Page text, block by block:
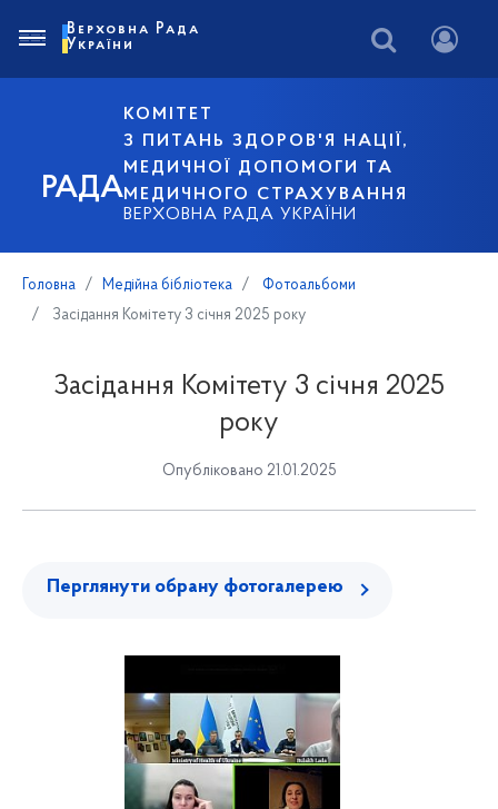
РАДА
КОМІТЕТ
З ПИТАНЬ ЗДОРОВ'Я НАЦІЇ,
МЕДИЧНОЇ ДОПОМОГИ ТА
МЕДИЧНОГО СТРАХУВАННЯ
ВЕРХОВНА РАДА УКРАЇНИ
Верховна Рада
України
Головна Медійна бібліотека
Фотоальбоми
Засідання Комітету 3 січня 2025 року
Засідання Комітету 3 січня 2025
року
Опубліковано 21.01.2025
Перглянути обрану фотогалерею